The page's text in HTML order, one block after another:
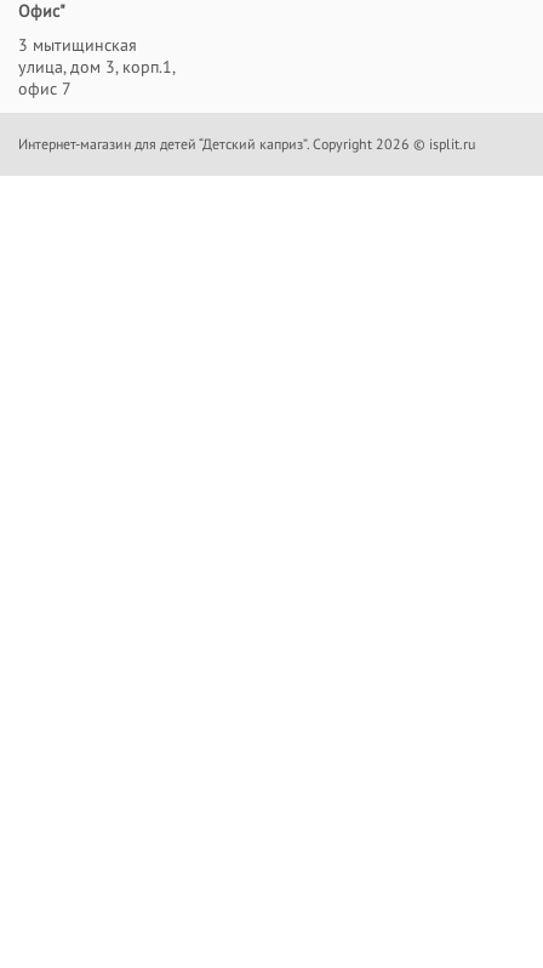
Офис"
3 мытищинская
улица, дом 3, корп.1,
офис 7
Интернет-магазин для детей “Детский каприз”. Copyright 2026 © isplit.ru